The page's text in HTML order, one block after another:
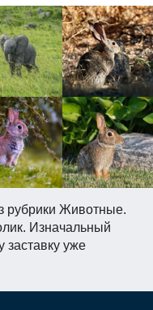
рубрики Животные.
Изначальный
заставку уже